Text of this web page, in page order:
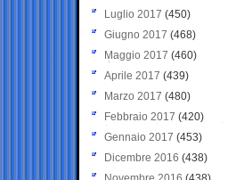
Luglio 2017 (450)
Giugno 2017 (468)
Maggio 2017 (460)
Aprile 2017 (439)
Marzo 2017 (480)
Febbraio 2017 (420)
Gennaio 2017 (453)
Dicembre 2016 (438)